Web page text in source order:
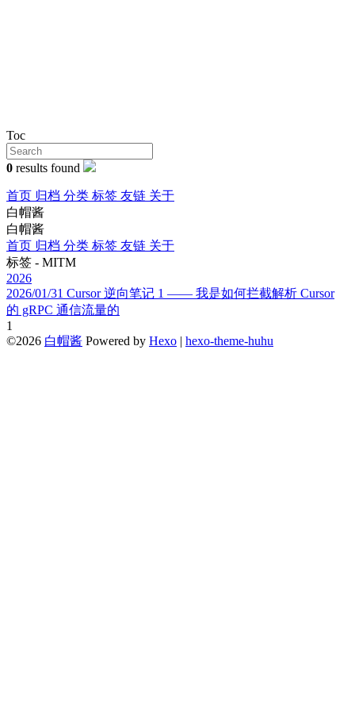
Toc
0 results found
首页 归档 分类 标签 友链 关于
白帽酱
白帽酱
首页 归档 分类 标签 友链 关于
标签 - MITM
2026
2026/01/31 Cursor 逆向笔记 1 —— 我是如何拦截解析 Cursor
的 gRPC 通信流量的
1
©2026 白帽酱 Powered by Hexo | hexo-theme-huhu